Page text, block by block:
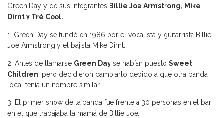
Green Day y de sus integrantes Billie Joe Armstrong, Mike
Dirnt y Tré Cool.
Green Day se fundó en 1986 por el vocalista y guitarrista Billie
Joe Armstrong y el bajista Mike Dirnt.
2. Antes de llamarse Green Day se habían puesto Sweet
Children, pero decidieron cambiarlo debido a que otra banda
local tenía un nombre similar.
3. El primer show de la banda fue frente a 30 personas en el bar
en el que trabajaba la mamá de Billie Joe.